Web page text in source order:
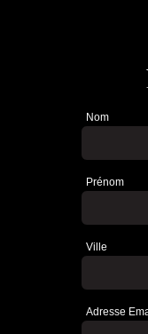
Nom
Prénom
Ville
Adresse